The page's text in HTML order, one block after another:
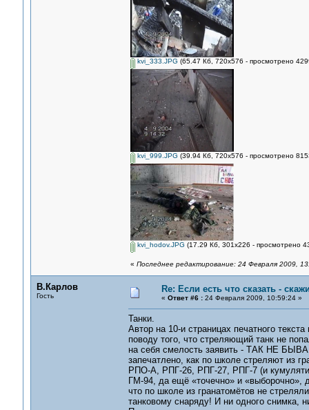
kvi_333.JPG (65.47 Кб, 720x576 - просмотрено
kvi_999.JPG (39.94 Кб, 720x576 - просмотрено
kvi_hodov.JPG (17.29 Кб, 301x226 - просмотрено
« Последнее редактирование: 24 Февраля 2009,
В.Карлов
Гость
Re: Если есть что сказать -
« Ответ #6 :24 Февраля 2009, 10:59:24 »
Танки.
Автор на 10-и страницах печатного
поводу того, что стреляющий танк не
на себя смелость заявить - ТАК НЕ
запечатлено, как по школе стреляют из
РПО-А, РПГ-26, РПГ-27, РПГ-7 (и
ГМ-94, да ещё «точечно» и «выборочно»,
что по школе из гранатомётов не
танковому снаряду! И ни одного снимка,